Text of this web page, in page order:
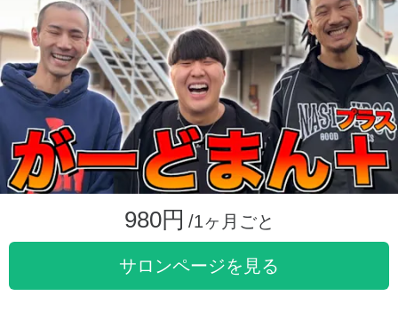
980円 /1ヶ月ごと
サロンページを見る